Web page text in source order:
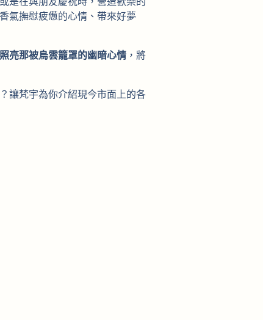
氣撫慰疲憊的心情、帶來好夢
亮那被烏雲籠罩的幽暗心情 ，將
讓梵宇為你介紹現今市面上的各